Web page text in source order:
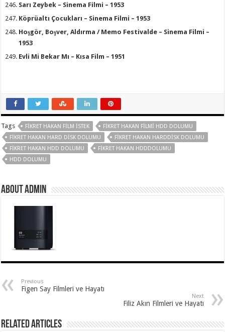
Sarı Zeybek – Sinema Filmi – 1953
Köprüaltı Çocukları – Sinema Filmi – 1953
Hoşgör, Boşver, Aldırma / Memo Festivalde – Sinema Filmi –
1953
Evli Mi Bekar Mı – Kısa Film – 1951
Tags FIKRET HAKAN FILM ISTEK
FIKRET HAKAN FILMI HDD DOLUMU
FIKRET HAKAN HARD DISK DOLUMU
FIKRET HAKAN HARDDISK DOLUMU
FIKRET HAKAN HDD DOLUMU
FIKRET HAKAN HDDDOLUMU
HDD DOLUMU
About Admin
Previous
Figen Say Filmleri ve Hayatı
Next
Filiz Akın Filmleri ve Hayatı
Related Articles